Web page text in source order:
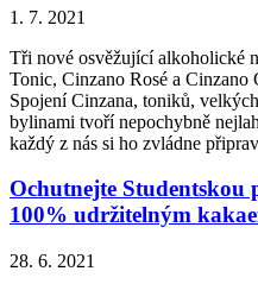
1. 7. 2021
Tři nové osvěžující alkoholické
Tonic, Cinzano Rosé a
Spojení Cinzana, toniků,
bylinami tvoří nepochybně
každý z nás si ho zvládne
Ochutnejte Studentskou
100% udržitelným
28. 6. 2021